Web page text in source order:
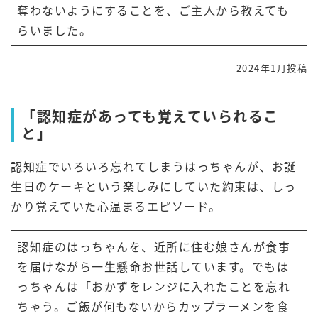
奪わないようにすることを、ご主人から教えても
らいました。
2024年1月投稿
「認知症があっても覚えていられるこ
と」
認知症でいろいろ忘れてしまうはっちゃんが、お誕
生日のケーキという楽しみにしていた約束は、しっ
かり覚えていた心温まるエピソード。
認知症のはっちゃんを、近所に住む娘さんが食事
を届けながら一生懸命お世話しています。でもは
っちゃんは「おかずをレンジに入れたことを忘れ
ちゃう。ご飯が何もないからカップラーメンを食